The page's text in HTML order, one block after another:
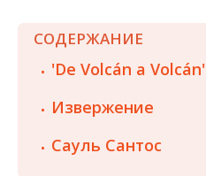
СОДЕРЖАНИЕ
'De Volcán a Volcán'
Извержение
Сауль Сантос